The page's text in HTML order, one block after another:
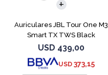
Auriculares JBL Tour One M3
Smart TX TWS Black
USD 439,00
USD 373,15